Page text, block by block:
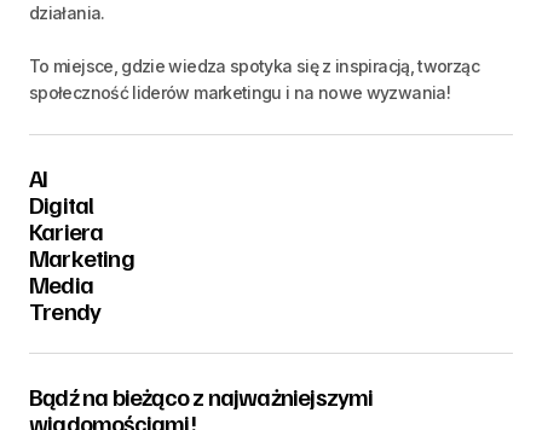
działania.
To miejsce, gdzie wiedza spotyka się z inspiracją, tworząc
społeczność liderów marketingu i na nowe wyzwania!
AI
Digital
Kariera
Marketing
Media
Trendy
Bądź na bieżąco z najważniejszymi
wiadomościami!